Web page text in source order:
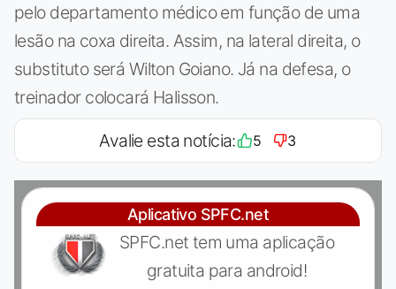
pelo departamento médico em função de uma
lesão na coxa direita. Assim, na lateral direita, o
substituto será Wilton Goiano. Já na defesa, o
treinador colocará Halisson.
Avalie esta notícia: 5 3
Aplicativo SPFC.net
SPFC.net tem uma aplicação
gratuita para android!